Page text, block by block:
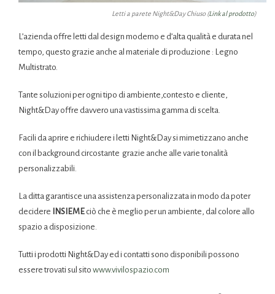
Letti a parete Night&Day Chiuso (Link al prodotto)
L’azienda offre letti dal design moderno e d’alta qualità e durata nel
tempo, questo grazie anche al materiale di produzione : Legno
Multistrato.
Tante soluzioni per ogni tipo di ambiente,contesto e cliente,
Night&Day offre davvero una vastissima gamma di scelta.
Facili da aprire e richiudere i letti Night&Day si mimetizzano anche
con il background circostante grazie anche alle varie tonalità
personalizzabili.
La ditta garantisce una assistenza personalizzata in modo da poter
decidere
INSIEME ciò che è meglio per un ambiente, dal colore allo
spazio a disposizione.
Tutti i prodotti Night&Day ed i contatti sono disponibili possono
essere trovati sul sito www.vivilospazio.com